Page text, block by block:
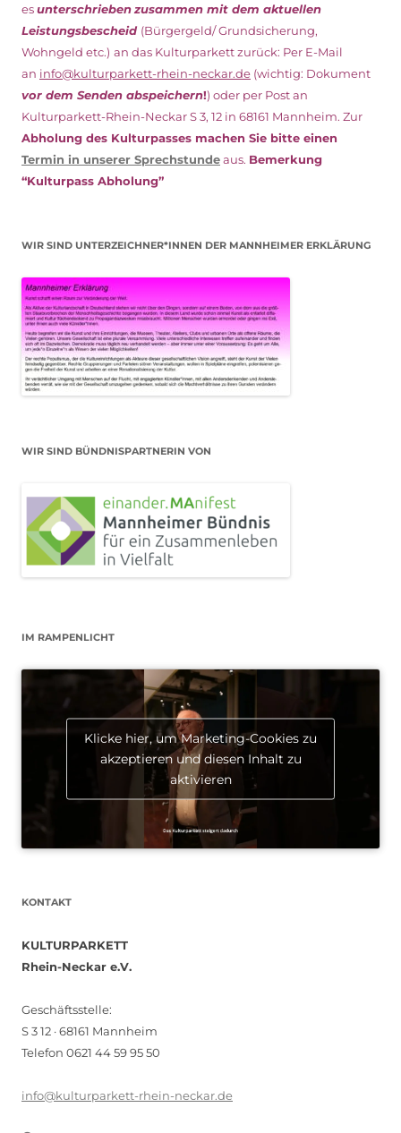
esunterschriebenzusammen mit dem aktuellen
Leistungsbescheid (Bürgergeld/ Grundsicherung,
Wohngeld etc.) an das Kulturparkett zurück: Per E-Mail
an info@kulturparkett-rhein-neckar.de (wichtig: Dokument
vor dem Senden abspeichern!) oder per Post an
Kulturparkett-Rhein-Neckar S 3, 12 in 68161 Mannheim. Zur
Abholung des Kulturpasses machen Sie bitte einen
Termin in unserer Sprechstundeaus. Bemerkung
“Kulturpass Abholung”
WIR SIND UNTERZEICHNER*INNEN DER MANNHEIMER ERKLÄRUNG
WIR SIND BÜNDNISPARTNERIN VON
IM RAMPENLICHT
Klicke hier, um Marketing-Cookies zu
akzeptieren und diesen Inhalt zu
aktivieren
KONTAKT
KULTURPARKETT
Rhein-Neckar e.V.
Geschäftsstelle:
S 3 12 · 68161 Mannheim
Telefon 0621 44 59 95 50
info@kulturparkett-rhein-neckar.de